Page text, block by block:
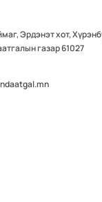
Эрдэнэт хот,
газар 61027